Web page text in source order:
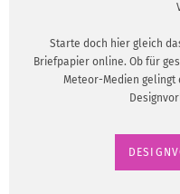
Starte doch hier gleich
Briefpapier online. Ob für
Meteor-Medien